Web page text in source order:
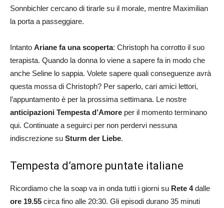
Sonnbichler cercano di tirarle su il morale, mentre Maximilian
la porta a passeggiare.
Intanto Ariane fa una scoperta: Christoph ha corrotto il suo
terapista. Quando la donna lo viene a sapere fa in modo che
anche Seline lo sappia. Volete sapere quali conseguenze avrà
questa mossa di Christoph? Per saperlo, cari amici lettori,
l’appuntamento è per la prossima settimana. Le nostre
anticipazioni Tempesta d’Amore per il momento terminano
qui. Continuate a seguirci per non perdervi nessuna
indiscrezione su Sturm der Liebe.
Tempesta d’amore puntate italiane
Ricordiamo che la soap va in onda tutti i giorni su Rete 4dalle
ore 19.55 circa fino alle 20:30. Gli episodi durano 35 minuti